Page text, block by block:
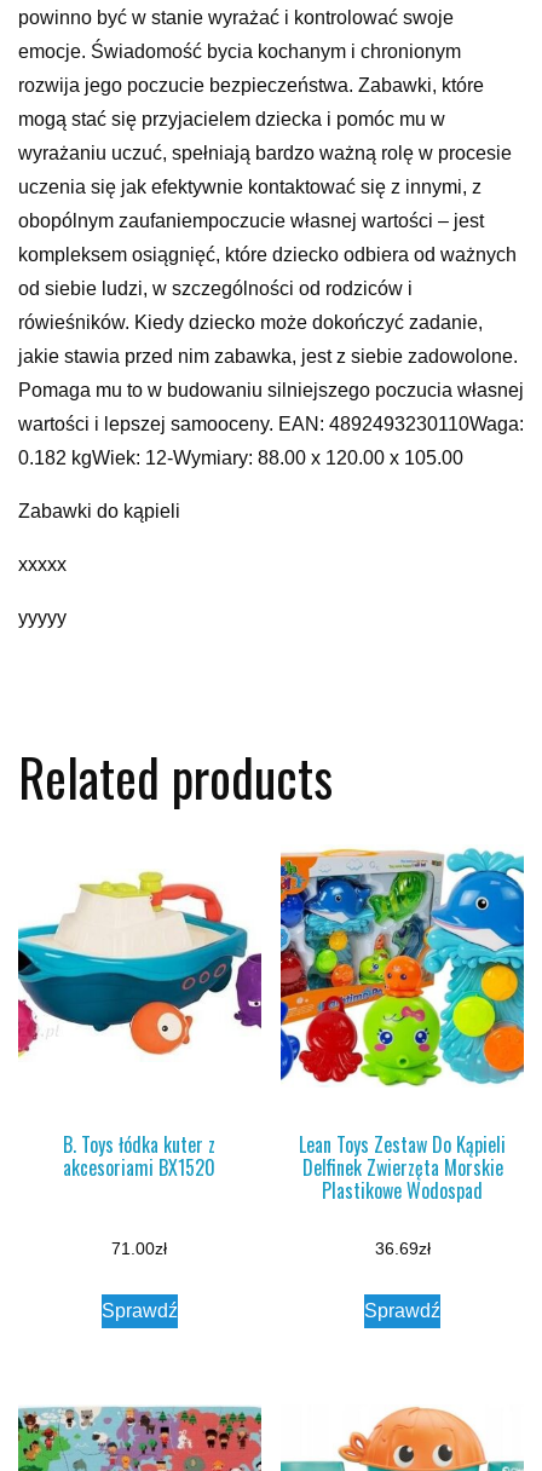
powinno być w stanie wyrażać i kontrolować swoje
emocje. Świadomość bycia kochanym i chronionym
rozwija jego poczucie bezpieczeństwa. Zabawki, które
mogą stać się przyjacielem dziecka i pomóc mu w
wyrażaniu uczuć, spełniają bardzo ważną rolę w procesie
uczenia się jak efektywnie kontaktować się z innymi, z
obopólnym zaufaniempoczucie własnej wartości – jest
kompleksem osiągnięć, które dziecko odbiera od ważnych
od siebie ludzi, w szczególności od rodziców i
rówieśników. Kiedy dziecko może dokończyć zadanie,
jakie stawia przed nim zabawka, jest z siebie zadowolone.
Pomaga mu to w budowaniu silniejszego poczucia własnej
wartości i lepszej samooceny. EAN: 4892493230110Waga:
0.182 kgWiek: 12-Wymiary: 88.00 x 120.00 x 105.00
Zabawki do kąpieli
xxxxx
yyyyy
Related products
B. Toys łódka kuter z
akcesoriami BX1520
71.00zł
Sprawdź
Lean Toys Zestaw Do Kąpieli
Delfinek Zwierzęta Morskie
Plastikowe Wodospad
36.69zł
Sprawdź